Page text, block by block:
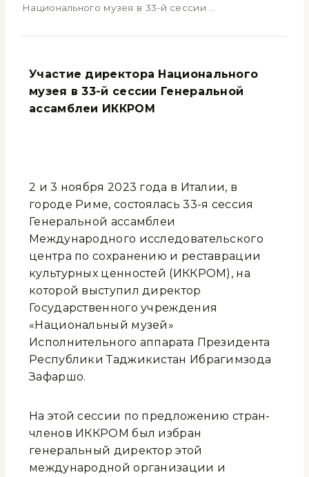
Национального музея в 33-й сессии …
Участие директора Национального
музея в 33-й сессии Генеральной
ассамблеи ИККРОМ
2 и 3 ноября 2023 года в Италии, в
городе Риме, состоялась 33-я сессия
Генеральной ассамблеи
Международного исследовательского
центра по сохранению и реставрации
культурных ценностей (ИККРОМ), на
которой выступил директор
Государственного учреждения
«Национальный музей»
Исполнительного аппарата Президента
Республики Таджикистан Ибрагимзода
Зафаршо.
На этой сессии по предложению стран-
членов ИККРОМ был избран
генеральный директор этой
международной организации и